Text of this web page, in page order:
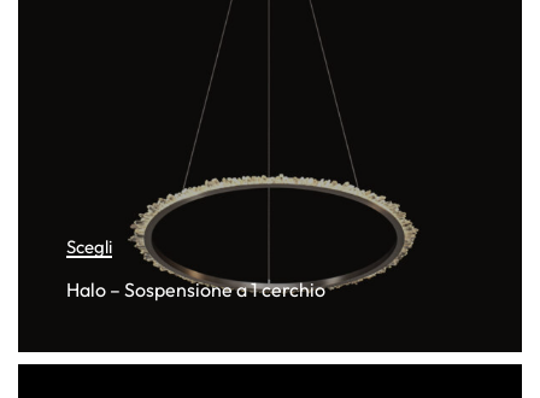
Scegli
Halo – Sospensione a 1 cerchio